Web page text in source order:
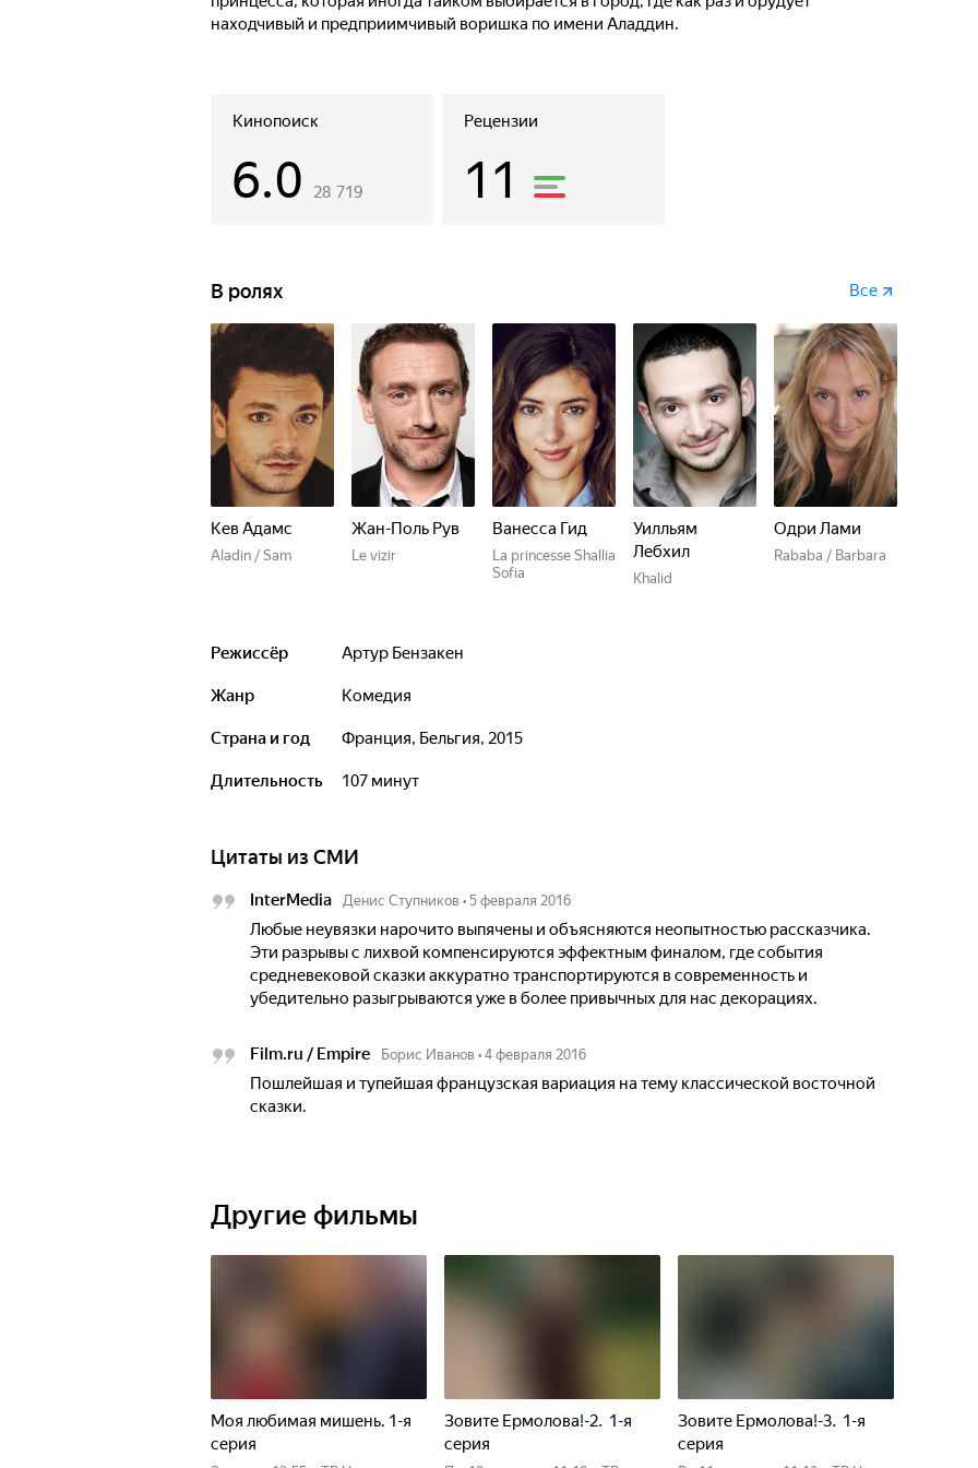
находчивый и предприимчивый воришка по имени Аладдин.
Кинопоиск
6.0 28 719
Рецензии
11
В ролях Все
Кев Адамс
Aladin / Sam
Жан-Поль Рув
Le vizir
Ванесса Гид
La princesse Shallia
Sofia
Уилльям
Лебхил
Khalid
Одри Лами
Rababa / Barbara
Режиссёр Артур Бензакен
Жанр комедия
Страна и год Франция, Бельгия, 2015
Длительность 107 минут
Цитаты из СМИ
InterMedia Денис Ступников • 5 февраля 2016
Любые неувязки нарочито выпячены и объясняются неопытностью рассказчика.
Эти разрывы с лихвой компенсируются эффектным финалом, где события
средневековой сказки аккуратно транспортируются в современность и
убедительно разыгрываются уже в более привычных для нас декорациях.
Film.ru / Empire Борис Иванов • 4 февраля 2016
Пошлейшая и тупейшая французская вариация на тему классической восточной
сказки.
Другие фильмы
Моя любимая мишень. 1-я
серия
Зовите Ермолова!-2. 1-я
серия
Зовите Ермолова!-3. 1-я
серия